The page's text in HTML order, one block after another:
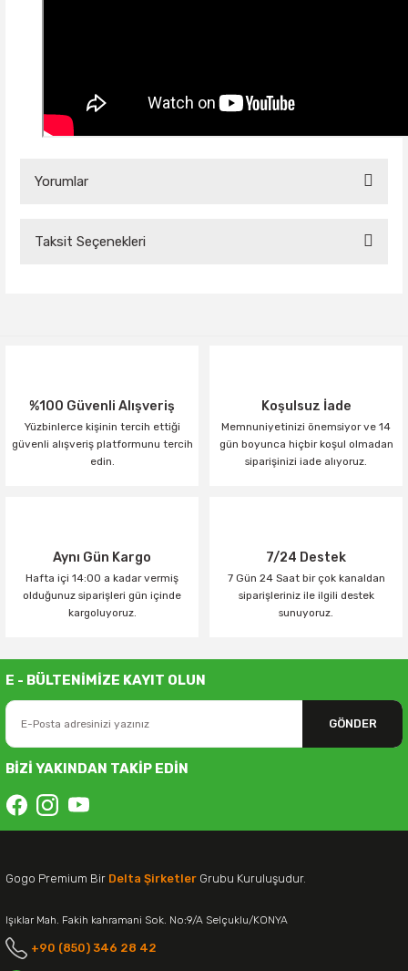
Yorumlar
Taksit Seçenekleri
%100 Güvenli Alışveriş
Yüzbinlerce kişinin tercih ettiği
güvenli alışveriş platformunu tercih
edin.
Koşulsuz İade
Memnuniyetinizi önemsiyor ve 14
gün boyunca hiçbir koşul olmadan
siparişinizi iade alıyoruz.
Aynı Gün Kargo
Hafta içi 14:00 a kadar vermiş
olduğunuz siparişleri gün içinde
kargoluyoruz.
7/24 Destek
7 Gün 24 Saat bir çok kanaldan
siparişleriniz ile ilgili destek
sunuyoruz.
E - BÜLTENİMİZE KAYIT OLUN
GÖNDER
BİZİ YAKINDAN TAKİP EDİN
Gogo Premium Bir Delta Şirketler Grubu Kuruluşudur.
Işıklar Mah. Fakih kahramani Sok. No:9/A Selçuklu/KONYA
+90 (850) 346 28 42